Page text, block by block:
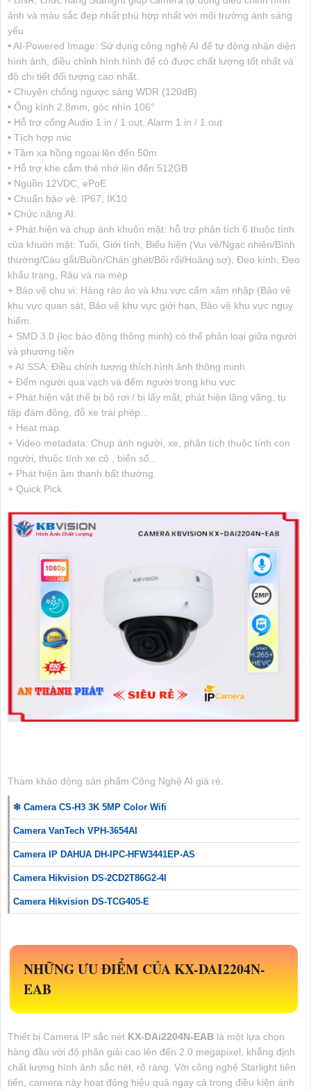
ảnh và màu sắc đẹp nhất phù hợp nhất với môi trường ánh sáng
yếu
• AI-Powered Image: Sử dụng công nghệ AI để tự động nhận diện
hình ảnh, điều chỉnh hình hình để có được chất lượng tốt nhất và
độ chi tiết đối tượng cao nhất.
• Chuyên chống ngược sáng WDR (120dB)
• Ống kính 2.8mm, góc nhìn 106°
• Hỗ trợ cổng Audio 1 in / 1 out, Alarm 1 in / 1 out
• Tích hợp mic
• Tầm xa hồng ngoại lên đến 50m
• Hỗ trợ khe cắm thẻ nhớ lên đến 512GB
• Nguồn 12VDC, ePoE
• Chuẩn bảo vệ: IP67, IK10
• Chức năng AI:
+ Phát hiện và chụp ảnh khuôn mặt: hỗ trợ phân tích 6 thuộc tính
của khuôn mặt: Tuổi, Giới tính, Biểu hiện (Vui vẻ/Ngạc nhiên/Bình
thường/Cáu gắt/Buồn/Chán ghét/Bối rối/Hoảng sợ), Đeo kính, Đeo
khẩu trang, Râu và ria mép
+ Bảo vệ chu vi: Hàng rào ảo và khu vực cấm xâm nhập (Bảo vệ
khu vực quan sát, Bảo vệ khu vực giới hạn, Bảo vệ khu vực nguy
hiểm.
+ SMD 3.0 (lọc báo động thông minh) có thể phân loại giữa người
và phương tiện
+ AI SSA: Điều chỉnh tương thích hình ảnh thông minh
+ Đếm người qua vạch và đếm người trong khu vực
+ Phát hiện vật thể bị bỏ rơi / bị lấy mất, phát hiện lãng vãng, tụ
tập đám đông, đỗ xe trái phép...
+ Heat map
+ Video metadata: Chụp ảnh người, xe, phân tích thuộc tính con
người, thuộc tính xe cộ , biển số...
+ Phát hiện âm thanh bất thường.
+ Quick Pick
Tham khảo dòng sản phẩm Công Nghệ AI giá rẻ:
❇ Camera CS-H3 3K 5MP Color Wifi
Camera VanTech VPH-3654AI
Camera IP DAHUA DH-IPC-HFW3441EP-AS
Camera Hikvision DS-2CD2T86G2-4I
Camera Hikvision DS-TCG405-E
NHỮNG ƯU ĐIỂM CỦAKX-DAI2204N-
EAB
Thiết bị Camera IP sắc nét KX-DAi2204N-EAB là một lựa chọn
hàng đầu với độ phân giải cao lên đến 2.0 megapixel, khẳng định
chất lượng hình ảnh sắc nét, rõ ràng. Với công nghệ Starlight tiên
tiến, camera này hoạt động hiệu quả ngay cả trong điều kiện ánh